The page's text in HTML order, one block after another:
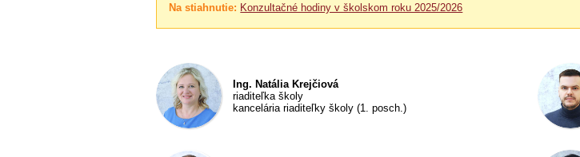
Na stiahnutie: Konzultačné hodiny v školskom roku 2025/2026
Ing. Natália Krejčiová
riaditeľka školy
kancelária riaditeľky školy (1. posch.)